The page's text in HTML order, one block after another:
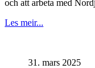
och att arbeta med
Les meir...
31. mars 2025